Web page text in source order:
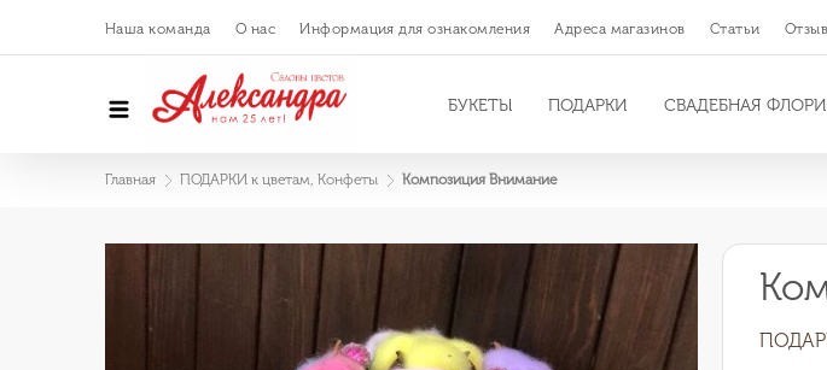
Наша команда О нас Информация для ознакомления Адреса магазинов Статьи
БУКЕТЫ ПОДАРКИ СВАДЕБНАЯ
Главная ПОДАРКИ к цветам, Конфеты Композиция Внимание